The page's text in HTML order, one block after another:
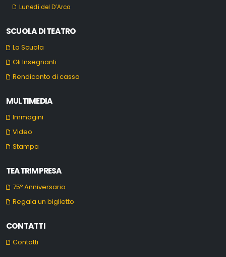
Lunedì del D’Arco
SCUOLA DI TEATRO
La Scuola
Gli Insegnanti
Rendiconto di cassa
MULTIMEDIA
Immagini
Video
Stampa
TEATRIMPRESA
75º Anniversario
Regala un biglietto
CONTATTI
Contatti